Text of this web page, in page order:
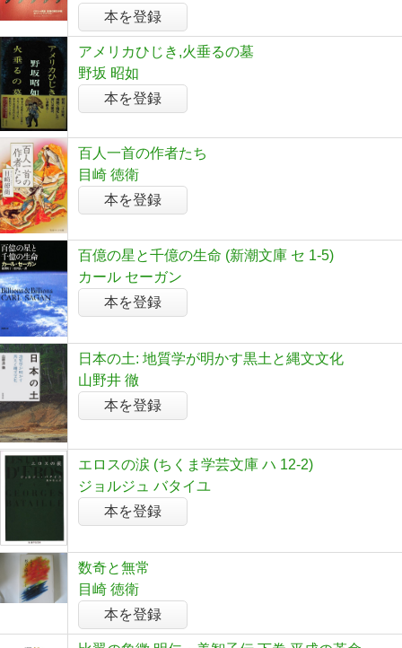
本を登録
アメリカひじき,火垂るの墓
野坂 昭如
本を登録
百人一首の作者たち
目崎 徳衛
本を登録
百億の星と千億の生命 (新潮文庫 セ 1-5)
カール セーガン
本を登録
日本の土: 地質学が明かす黒土と縄文文化
山野井 徹
本を登録
エロスの涙 (ちくま学芸文庫 ハ 12-2)
ジョルジュ バタイユ
本を登録
数奇と無常
目崎 徳衛
本を登録